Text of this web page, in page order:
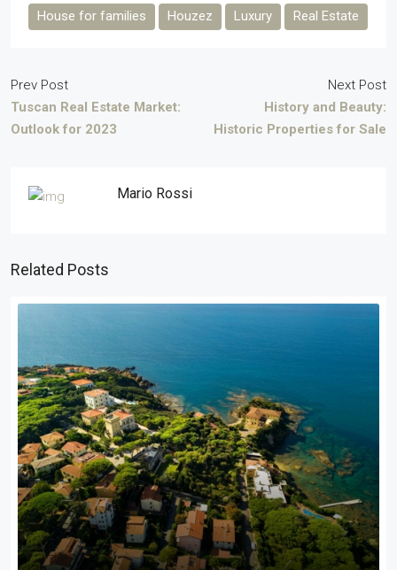
House for families
Houzez Luxury Real Estate
Prev Post
Tuscan Real Estate Market:
Outlook for 2023
Next Post
History and Beauty:
Historic Properties for Sale
Mario Rossi
Related Posts